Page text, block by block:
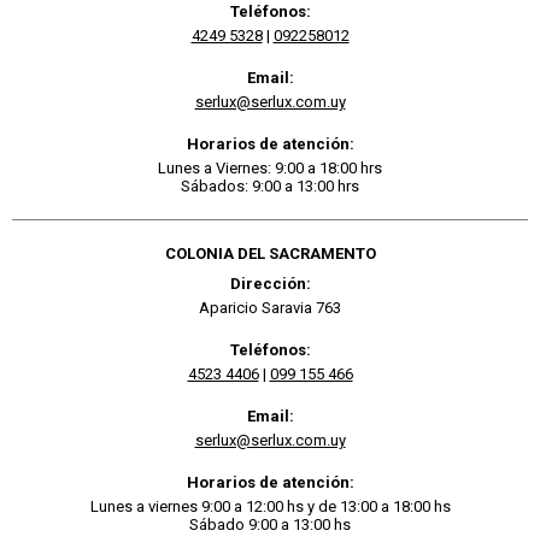
Teléfonos:
4249 5328| 092258012
Email:
serlux@serlux.com.uy
Horarios de atención:
Lunes a Viernes: 9:00 a 18:00 hrs
Sábados: 9:00 a 13:00 hrs
COLONIA DEL SACRAMENTO
Dirección:
Aparicio Saravia 763
Teléfonos:
4523 4406| 099 155 466
Email:
serlux@serlux.com.uy
Horarios de atención:
Lunes a viernes 9:00 a 12:00 hs y de 13:00 a 18:00 hs
Sábado 9:00 a 13:00 hs